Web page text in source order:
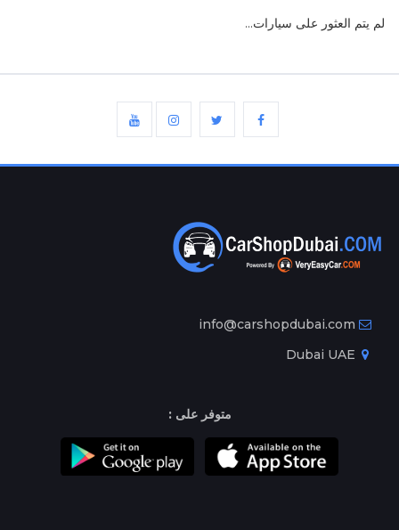
لم يتم العثور على سيارات...
info@carshopdubai.com
متوفر على :